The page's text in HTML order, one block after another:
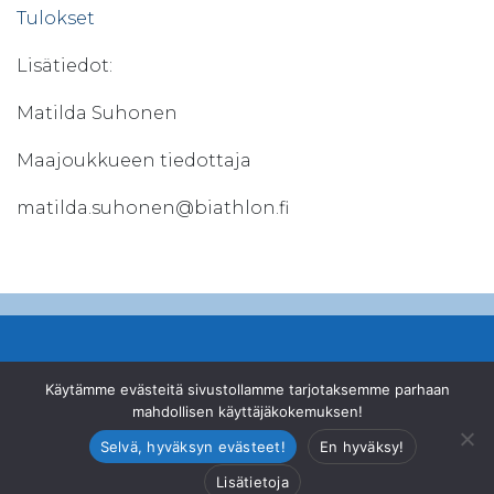
Tulokset
Lisätiedot:
Matilda Suhonen
Maajoukkueen tiedottaja
matilda.suhonen@biathlon.fi
© Suomen Ampumahiihtoliitto ry
Valimotie 10, 00380 Helsinki| +358 46 878 2200
office@biathlon.fi
Käytämme evästeitä sivustollamme tarjotaksemme parhaan
mahdollisen käyttäjäkokemuksen!
Selvä, hyväksyn evästeet!
En hyväksy!
Lisätietoja